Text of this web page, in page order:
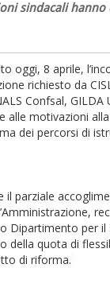
sindacali
oggi, 8 aprile,
richiesto da
Confsal, GILDA
alle motivazioni
dei percorsi di
parziale
Dipartimento per
della quota di
di riforma.